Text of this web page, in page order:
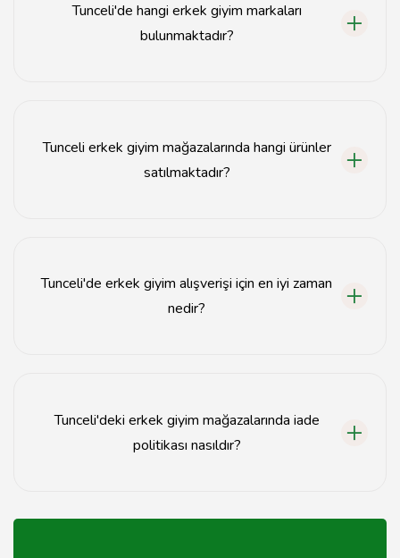
Tunceli'de hangi erkek giyim markaları
bulunmaktadır?
Tunceli erkek giyim mağazalarında hangi ürünler
satılmaktadır?
Tunceli'de erkek giyim alışverişi için en iyi zaman
nedir?
Tunceli'deki erkek giyim mağazalarında iade
politikası nasıldır?
mağazadan mağazaya değişiklik gösterebilir, genellikle